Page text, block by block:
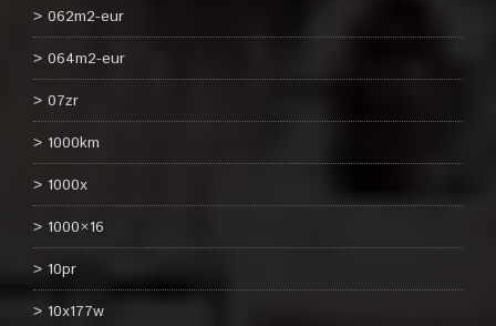
062m2-eur
064m2-eur
07zr
1000km
1000x
1000×16
10pr
10x177w